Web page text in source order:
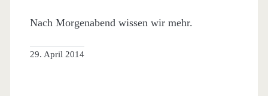
Nach Morgenabend wissen wir mehr.
29. April 2014